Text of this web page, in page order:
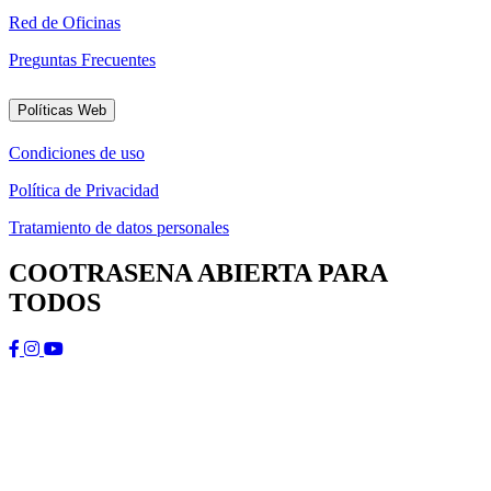
Red de Oficinas
Preguntas Frecuentes
Políticas Web
Condiciones de uso
Política de Privacidad
Tratamiento de datos personales
COOTRASENA ABIERTA PARA
TODOS